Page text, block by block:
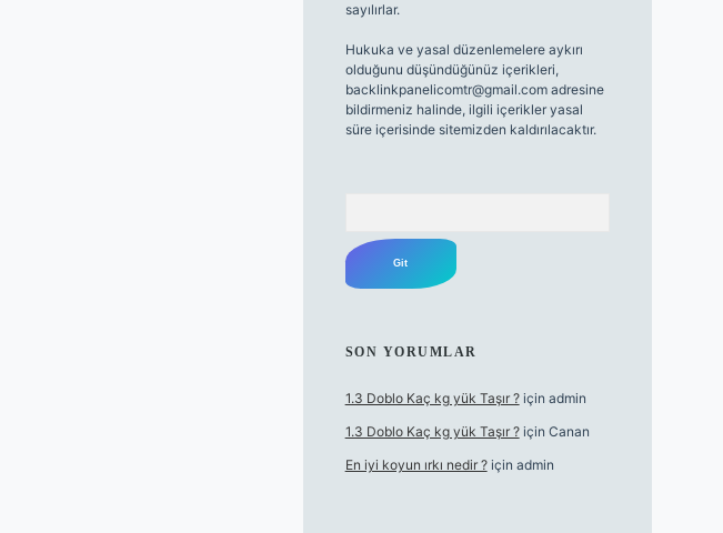
sayılırlar.
Hukuka ve yasal düzenlemelere aykırı
olduğunu düşündüğünüz içerikleri,
backlinkpanelicomtr@gmail.comadresine
bildirmeniz halinde, ilgili içerikler yasal
süre içerisinde sitemizden kaldırılacaktır.
SON YORUMLAR
1.3 Doblo Kaç kg yük Taşır ?için admin
1.3 Doblo Kaç kg yük Taşır ?için Canan
En iyi koyun ırkı nedir ?için admin